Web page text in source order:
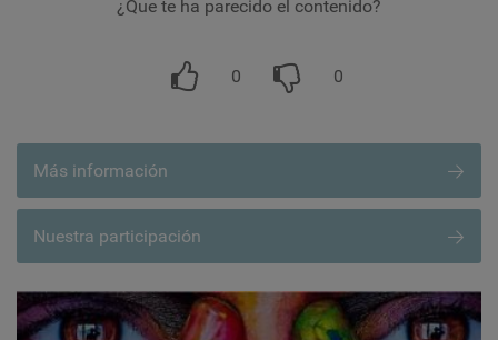
¿Que te ha parecido el contenido?
0 0
Más información
Nuestra participación